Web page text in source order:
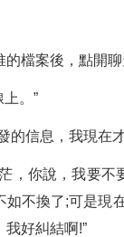
檔案後，點開
。”
的信息，我現在
，你說，我要
不換了;可是現
好糾結啊!”